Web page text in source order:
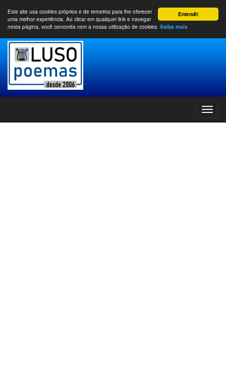
Entendi!
Este site usa cookies próprios e de terceiros para lhe oferecer
uma melhor experiência. Ao clicar em qualquer link e navegar
nesta página, você concorda com a nossa utilização de cookies. Saiba mais